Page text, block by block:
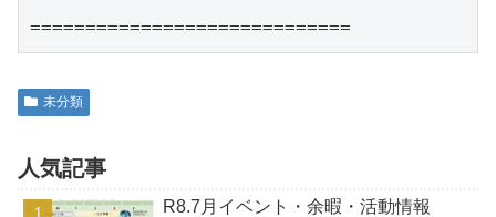
=============================
未分類
人気記事
R8.7月イベント・余暇・活動情報